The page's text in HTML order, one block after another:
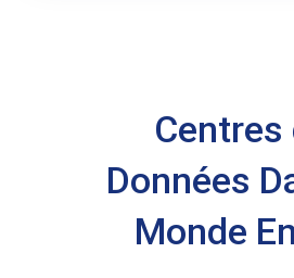
Centres
Données
Monde